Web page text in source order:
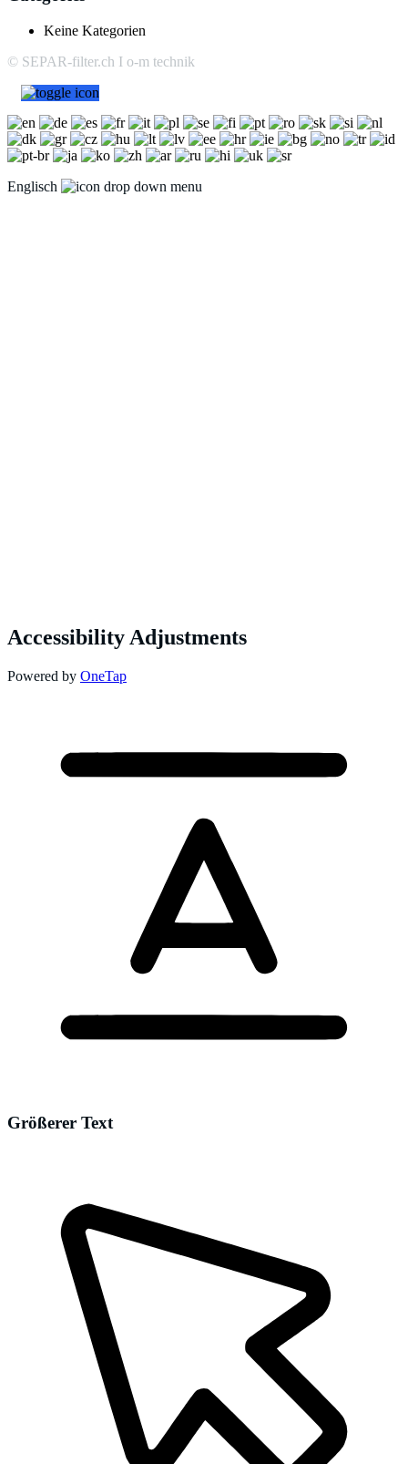
Keine Kategorien
© SEPAR-filter.ch I o-m technik
Englisch
Accessibility Adjustments
Powered by OneTap
Größerer Text